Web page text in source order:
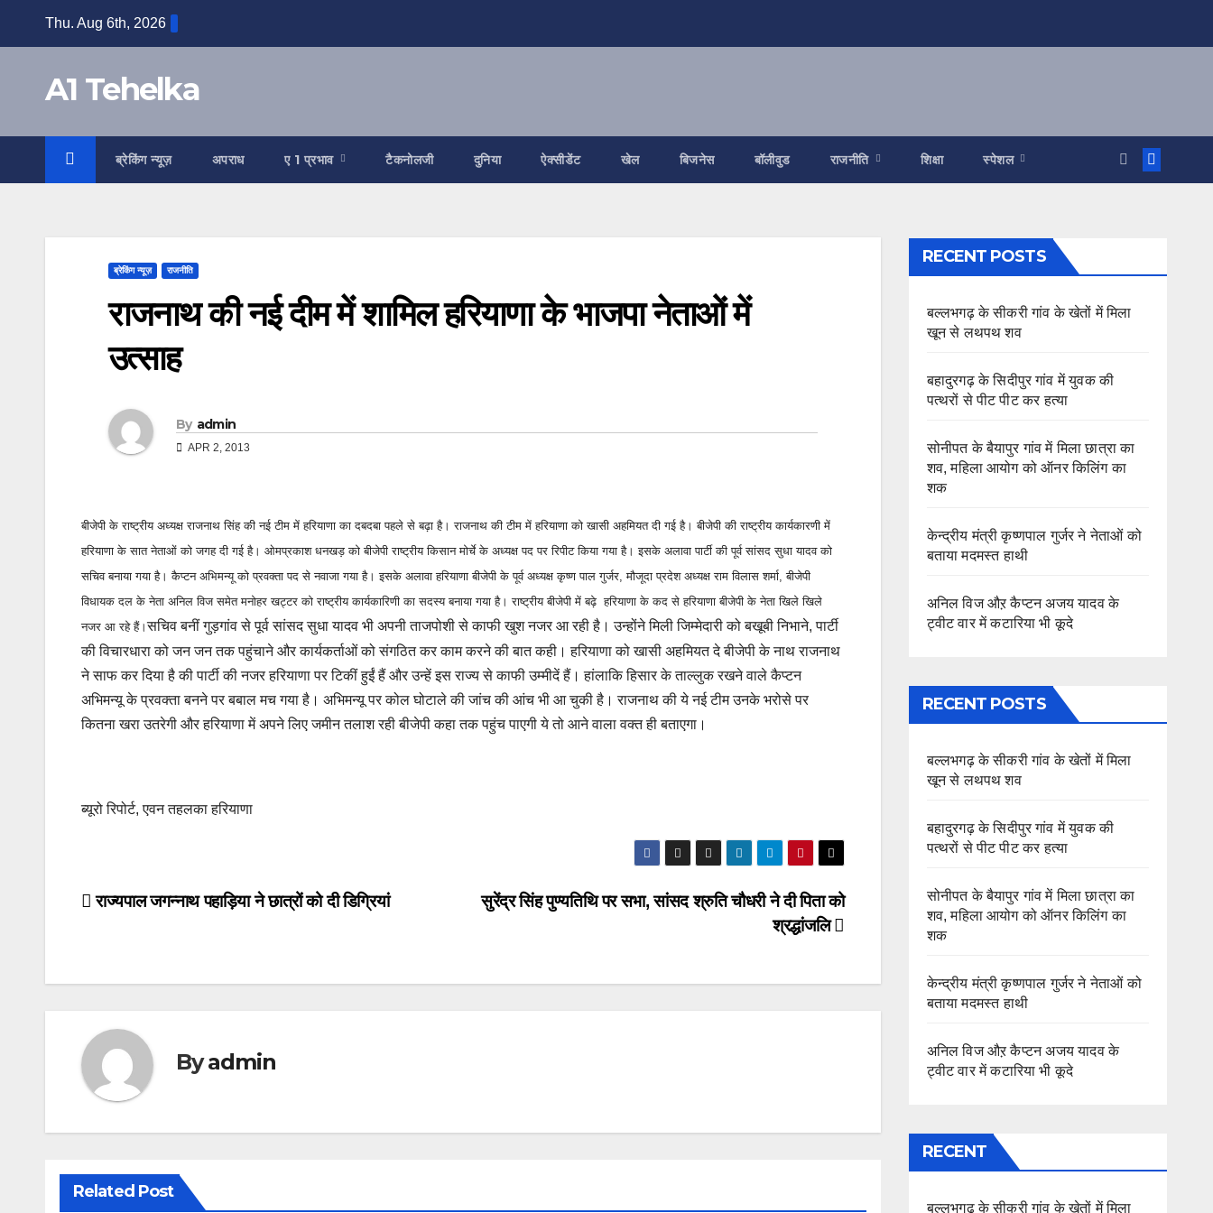
Thu. Aug 6th, 2026
A1 Tehelka
ब्रेकिंग न्यूज़ अपराध ए 1 प्रभाव टैकनोलजी दुनिया ऐक्सीडेंट खेल बिजनेस बॉलीवुड राजनीति शिक्षा स्पेशल
ब्रेकिंग न्यूज़ राजनीति
राजनाथ की नई दीम में शामिल हरियाणा के भाजपा नेताओं में
उत्साह
By admin
APR 2, 2013
बीजेपी के राष्ट्रीय अध्यक्ष राजनाथ सिंह की नई टीम में हरियाणा का दबदबा पहले से बढ़ा है। राजनाथ की टीम में हरियाणा को खासी अहमियत दी गई है। बीजेपी की राष्ट्रीय कार्यकारणी में
हरियाणा के सात नेताओं को जगह दी गई है। ओमप्रकाश धनखड़ को बीजेपी राष्ट्रीय किसान मोर्चे के अध्यक्ष पद पर रिपीट किया गया है। इसके अलावा पार्टी की पूर्व सांसद सुधा यादव को
सचिव बनाया गया है। कैप्टन अभिमन्यू को प्रवक्ता पद से नवाजा गया है। इसके अलावा हरियाणा बीजेपी के पूर्व अध्यक्ष कृष्ण पाल गुर्जर, मौजूदा प्रदेश अध्यक्ष राम विलास शर्मा, बीजेपी
विधायक दल के नेता अनिल विज समेत मनोहर खट्टर को राष्ट्रीय कार्यकारिणी का सदस्य बनाया गया है। राष्ट्रीय बीजेपी में बढ़े हरियाणा के कद से हरियाणा बीजेपी के नेता खिले खिले
नजर आ रहे हैं।सचिव बनीं गुड़गांव से पूर्व सांसद सुधा यादव भी अपनी ताजपोशी से काफी खुश नजर आ रही है। उन्होंने मिली जिम्मेदारी को बखूबी निभाने, पार्टी
की विचारधारा को जन जन तक पहुंचाने और कार्यकर्ताओं को संगठित कर काम करने की बात कही। हरियाणा को खासी अहमियत दे बीजेपी के नाथ राजनाथ
ने साफ कर दिया है की पार्टी की नजर हरियाणा पर टिकीं हुईं हैं और उन्हें इस राज्य से काफी उम्मीदें हैं। हांलाकि हिसार के ताल्लुक रखने वाले कैप्टन
अभिमन्यू के प्रवक्ता बनने पर बबाल मच गया है। अभिमन्यू पर कोल घोटाले की जांच की आंच भी आ चुकी है। राजनाथ की ये नई टीम उनके भरोसे पर
कितना खरा उतरेगी और हरियाणा में अपने लिए जमीन तलाश रही बीजेपी कहा तक पहुंच पाएगी ये तो आने वाला वक्त ही बताएगा।
ब्यूरो रिपोर्ट, एवन तहलका हरियाणा
Post
सुरेंद्र सिंह पुण्यतिथि पर सभा, सांसद श्रुति चौधरी ने दी पिता को
श्रद्धांजलि
राज्यपाल जगन्नाथ पहाड़िया ने छात्रों को दी डिग्रियां
Byadmin
Related Post
RECENT POSTS
बल्लभगढ़ के सीकरी गांव के खेतों में मिला
खून से लथपथ शव
बहादुरगढ़ के सिदीपुर गांव में युवक की
पत्थरों से पीट पीट कर हत्या
सोनीपत के बैयापुर गांव में मिला छात्रा का
शव, महिला आयोग को ऑनर किलिंग का
शक
केन्द्रीय मंत्री कृष्णपाल गुर्जर ने नेताओं को
बताया मदमस्त हाथी
अनिल विज औऱ कैप्टन अजय यादव के
ट्वीट वार में कटारिया भी कूदे
RECENT POSTS
बल्लभगढ़ के सीकरी गांव के खेतों में मिला
खून से लथपथ शव
बहादुरगढ़ के सिदीपुर गांव में युवक की
पत्थरों से पीट पीट कर हत्या
सोनीपत के बैयापुर गांव में मिला छात्रा का
शव, महिला आयोग को ऑनर किलिंग का
शक
केन्द्रीय मंत्री कृष्णपाल गुर्जर ने नेताओं को
बताया मदमस्त हाथी
अनिल विज औऱ कैप्टन अजय यादव के
ट्वीट वार में कटारिया भी कूदे
RECENT
बल्लभगढ़ के सीकरी गांव के खेतों में मिला